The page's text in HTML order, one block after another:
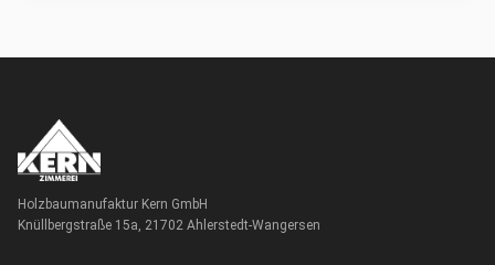
Holzbaumanufaktur Kern GmbH
Knüllbergstraße 15a, 21702 Ahlerstedt-Wangersen